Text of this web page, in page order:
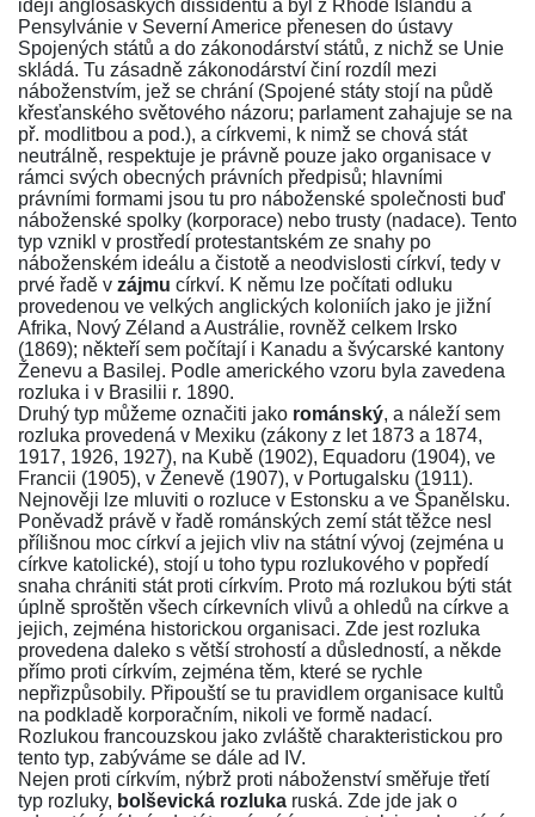
idejí anglosaských dissidentů a byl z Rhode Islandu a
Pensylvánie v Severní Americe přenesen do ústavy
Spojených států a do zákonodárství států, z nichž se Unie
skládá. Tu zásadně zákonodárství činí rozdíl mezi
náboženstvím, jež se chrání (Spojené státy stojí na půdě
křesťanského světového názoru; parlament zahajuje se na
př. modlitbou a pod.), a církvemi, k nimž se chová stát
neutrálně, respektuje je právně pouze jako organisace v
rámci svých obecných právních předpisů; hlavními
právními formami jsou tu pro náboženské společnosti buď
náboženské spolky (korporace) nebo trusty (nadace). Tento
typ vznikl v prostředí protestantském ze snahy po
náboženském ideálu a čistotě a neodvislosti církví, tedy v
prvé řadě v zájmu církví. K němu lze počítati odluku
provedenou ve velkých anglických koloniích jako je jižní
Afrika, Nový Zéland a Austrálie, rovněž celkem Irsko
(1869); někteří sem počítají i Kanadu a švýcarské kantony
Ženevu a Basilej. Podle amerického vzoru byla zavedena
rozluka i v Brasilii r. 1890.
Druhý typ můžeme označiti jako románský, a náleží sem
rozluka provedená v Mexiku (zákony z let 1873 a 1874,
1917, 1926, 1927), na Kubě (1902), Equadoru (1904), ve
Francii (1905), v Ženevě (1907), v Portugalsku (1911).
Nejnověji lze mluviti o rozluce v Estonsku a ve Španělsku.
Poněvadž právě v řadě románských zemí stát těžce nesl
přílišnou moc církví a jejich vliv na státní vývoj (zejména u
církve katolické), stojí u toho typu rozlukového v popředí
snaha chrániti stát proti církvím. Proto má rozlukou býti stát
úplně sproštěn všech církevních vlivů a ohledů na církve a
jejich, zejména historickou organisaci. Zde jest rozluka
provedena daleko s větší strohostí a důsledností, a někde
přímo proti církvím, zejména těm, které se rychle
nepřizpůsobily. Připouští se tu pravidlem organisace kultů
na podkladě korporačním, nikoli ve formě nadací.
Rozlukou francouzskou jako zvláště charakteristickou pro
tento typ, zabýváme se dále ad IV.
Nejen proti církvím, nýbrž proti náboženství směřuje třetí
typ rozluky, bolševická rozluka ruská. Zde jde jak o